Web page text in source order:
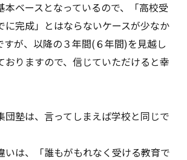
本ベースとなっているので、「高校受
に完成」とはならないケースが少なか
すが、以降の３年間(６年間)を見越し
おりますので、信じていただけると幸
団塾は、言ってしまえば学校と同じで
いは、「誰もがもれなく受ける教育で